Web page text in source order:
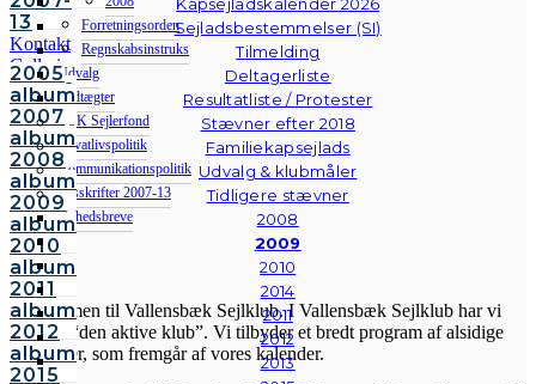
Sejladsbestemmelser (SI)
Tilmelding
Deltagerliste
Resultatliste / Protester
Stævner efter 2018
Familiekapsejlads
Udvalg & klubmåler
Tidligere stævner
2008
2009
2010
2014
2011
2012
2013
13
Kontakt
Galleri
Andre
fotos
2005
album
2007
album
2008
album
2009
album
2010
album
2011
album
2012
album
2015
Forretningsorden
Regnskabsinstruks
Udvalg
Vedtægter
VSK Sejlerfond
Privatlivspolitik
Kommunikationspolitik
Årsskrifter 2007-13
Nyhedsbreve
VSK
Velkommen til Vallensbæk Sejlklub. I Vallensbæk Sejlklub har vi
mottoet “den aktive klub”. Vi tilbyder et bredt program af alsidige
aktiviteter, som fremgår af vores kalender.